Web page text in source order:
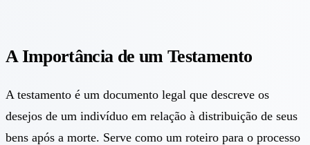
A Importância de um Testamento
A testamento é um documento legal que descreve os
desejos de um indivíduo em relação à distribuição de seus
bens após a morte. Serve como um roteiro para o processo